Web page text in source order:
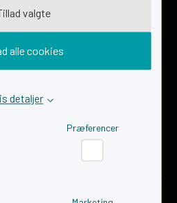
valgte
alle cookies
detaljer
Præferencer